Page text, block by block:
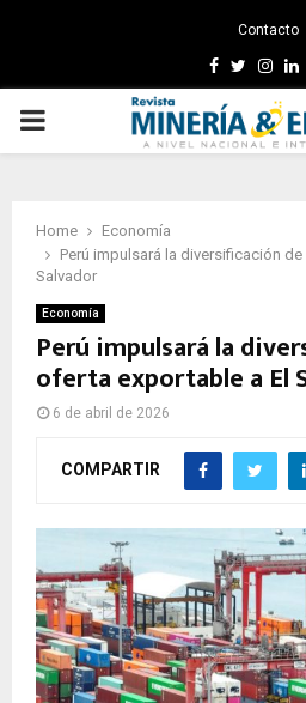
Contacto
Facebook
Twitter
PRIMARY
Home
Economía
Perú impulsará la diversificación
Salvador
Economía
Perú impulsará la
oferta exportable a El
6 de abril de 2026
COMPARTIR